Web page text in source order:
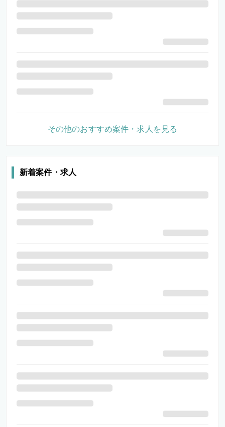
その他のおすすめ案件・求人を見る
新着案件・求人